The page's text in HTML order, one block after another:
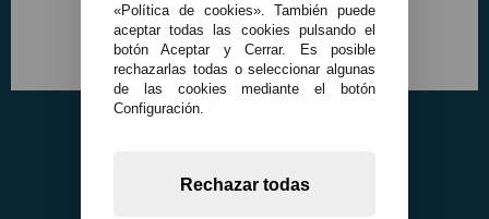
«Política de cookies». También puede
aceptar todas las cookies pulsando el
botón Aceptar y Cerrar. Es posible
rechazarlas todas o seleccionar algunas
de las cookies mediante el botón
Configuración.
Rechazar todas